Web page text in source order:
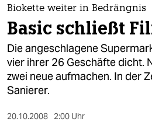
themen
politik
öko
gesellschaft
kultur
Biokette weiter in Bedrängnis
Basic schließt
Die angeschlagene
vier ihrer 26 Geschäfte dicht.
zwei neue aufmachen. In der
Sanierer.
20.10.2008 2:00 Uhr